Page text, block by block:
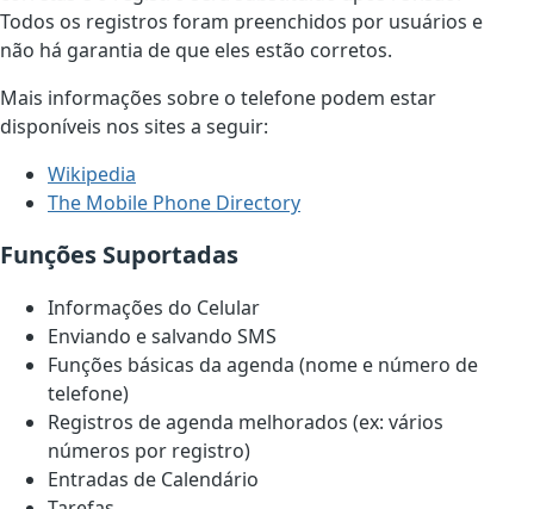
Todos os registros foram preenchidos por usuários e
não há garantia de que eles estão corretos.
Mais informações sobre o telefone podem estar
disponíveis nos sites a seguir:
Wikipedia
The Mobile Phone Directory
Funções Suportadas
Informações do Celular
Enviando e salvando SMS
Funções básicas da agenda (nome e número de
telefone)
Registros de agenda melhorados (ex: vários
números por registro)
Entradas de Calendário